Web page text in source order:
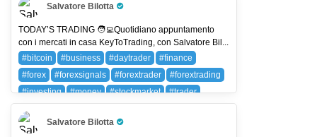
Salvatore Bilotta
Pro Trader
TODAY’S TRADING 🧑‍💻Quotidiano appuntamento
con i mercati in casa KeyToTrading, con Salvatore Bil...
#bitcoin
#business #daytrader
#finance
#forex
#forexsignals #forextrader
#forextrading
#investing
#money #stockmarket
#trader
Salvatore Bilotta
Pro Trader